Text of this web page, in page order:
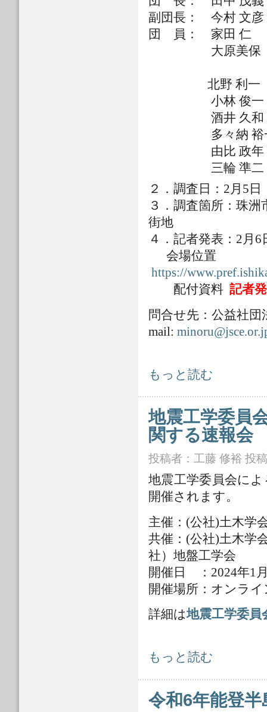
副団長： 今村 文
団 員： 家田 仁 政
大原美保 東
北野 利一 名古
小林 俊一 金沢
酒井 久和 法政
多々納 裕一 京
由比 政年 金沢
三輪 準二 （公
２．調査日：2月5
３．調査箇所：珠
街地
４．記者発表：2
会場位置
https://
配付資料 記者
問合せ先：公益社
mail:
令和6年 能登半島地震 土木学会会
もっと読む
地震工学委員
関する速報会
投稿者： 工藤 修裕 投
地震工学委員会に
開催されます。
主催：(公社)土木学
共催：(公社)土木学
社）地盤工学会
開催日 ：2024年1
開催場所：オンラ
詳細は地震工学委員
地震工学委員会 令和6年能登半島
もっと読む
令和6年能登